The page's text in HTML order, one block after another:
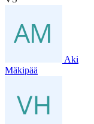
Aki
Mäkipää